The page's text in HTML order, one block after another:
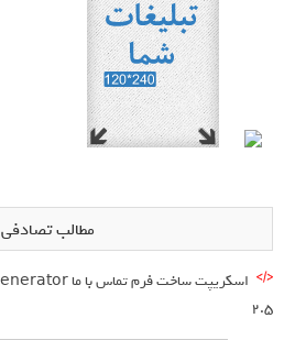
مطالب تصادفی
2.5